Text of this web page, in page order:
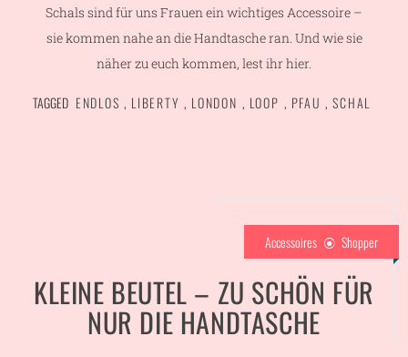
Schals sind für uns Frauen ein wichtiges Accessoire –
sie kommen nahe an die Handtasche ran. Und wie sie
näher zu euch kommen, lest ihr hier.
TAGGED ENDLOS , LIBERTY , LONDON , LOOP , PFAU , SCHAL
Accessoires Shopper
KLEINE BEUTEL – ZU SCHÖN FÜR
NUR DIE HANDTASCHE